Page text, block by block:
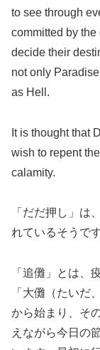
to see through
committed by
decide their
not only
as Hell.
It is thought that
wish to repent
calamity.
「だだ押し」は
れているそうです
「追儺」とは、
「大儺（たいだ
から始まり、そ
えながら今日の